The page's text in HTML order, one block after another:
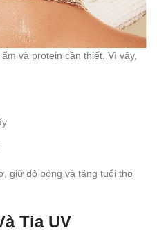
và protein cần thiết. Vì vậy,
giữ độ bóng và tăng tuổi thọ
Tia UV